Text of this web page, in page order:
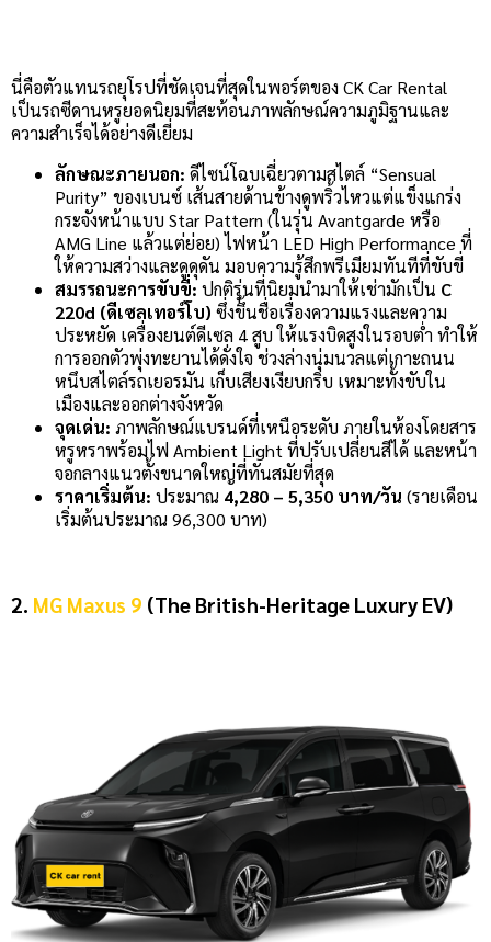
นี่คือตัวแทนรถยุโรปที่ชัดเจนที่สุดในพอร์ตของ CK Car Rental
เป็นรถซีดานหรูยอดนิยมที่สะท้อนภาพลักษณ์ความภูมิฐานและ
ความสำเร็จได้อย่างดีเยี่ยม
ลักษณะภายนอก: ดีไซน์โฉบเฉี่ยวตามสไตล์ “Sensual
Purity” ของเบนซ์ เส้นสายด้านข้างดูพริ้วไหวแต่แข็งแกร่ง
กระจังหน้าแบบ Star Pattern (ในรุ่น Avantgarde หรือ
AMG Line แล้วแต่ย่อย) ไฟหน้า LED High Performance ที่
ให้ความสว่างและดูดุดัน มอบความรู้สึกพรีเมียมทันทีที่ขับขี่
สมรรถนะการขับขี่:ปกติรุ่นที่นิยมนำมาให้เช่ามักเป็น C
220d (ดีเซลเทอร์โบ) ซึ่งขึ้นชื่อเรื่องความแรงและความ
ประหยัด เครื่องยนต์ดีเซล 4 สูบ ให้แรงบิดสูงในรอบต่ำ ทำให้
การออกตัวพุ่งทะยานได้ดั่งใจ ช่วงล่างนุ่มนวลแต่เกาะถนน
หนึบสไตล์รถเยอรมัน เก็บเสียงเงียบกริบ เหมาะทั้งขับใน
เมืองและออกต่างจังหวัด
จุดเด่น: ภาพลักษณ์แบรนด์ที่เหนือระดับ ภายในห้องโดยสาร
หรูหราพร้อมไฟ Ambient Light ที่ปรับเปลี่ยนสีได้ และหน้า
จอกลางแนวตั้งขนาดใหญ่ที่ทันสมัยที่สุด
ราคาเริ่มต้น: ประมาณ 4,280 – 5,350 บาท/วัน (รายเดือน
เริ่มต้นประมาณ 96,300 บาท)
2. MG Maxus 9 (The British-Heritage Luxury EV)